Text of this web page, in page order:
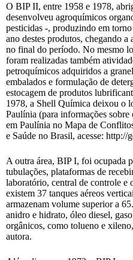
O BIP II, entre 1958 e 1978,
desenvolveu agroquímicos
pesticidas -, produzindo em
ano destes produtos, chegando
no final do período. No mesmo
foram realizadas também
petroquímicos adquiridos a
embalados e formulação de
estocagem de produtos
1978, a Shell Química deixou o
Paulínia (para informações
em Paulínia no Mapa de
e Saúde no Brasil, acesse:
A outra área, BIP I, foi ocupada
tubulações, plataformas de
laboratório, central de controle e
existem 37 tanques aéreos
armazenam volume superior a
anidro e hidrato, óleo diesel,
orgânicos, como tolueno e
autora.